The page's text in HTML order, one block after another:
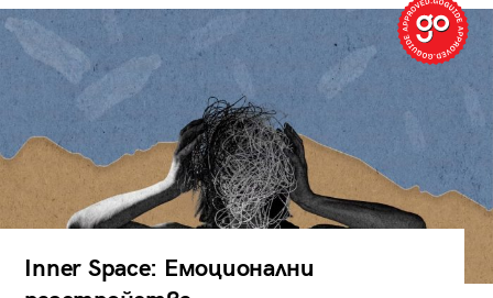
Inner Space: Емоционални